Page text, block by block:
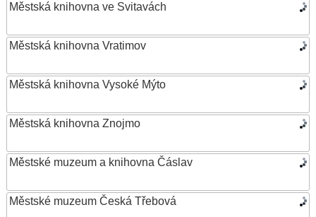
Městská knihovna ve Svitavách
Městská knihovna Vratimov
Městská knihovna Vysoké Mýto
Městská knihovna Znojmo
Městské muzeum a knihovna Čáslav
Městské muzeum Česká Třebová